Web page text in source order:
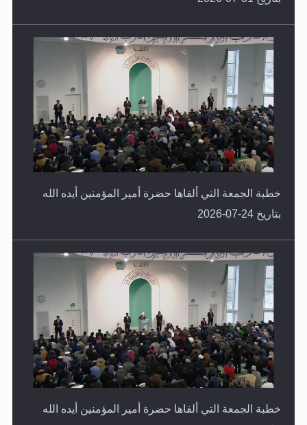
خطبة الجمعة التي ألقاها حضرة أمير المؤمنين أيده الله
خطبة الجمعة التي ألقاها حضرة أمير المؤمنين أيده الله